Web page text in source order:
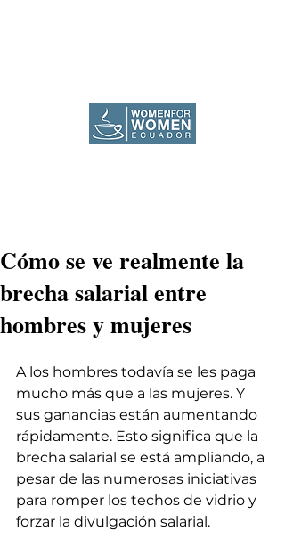
Cómo se ve realmente la
brecha salarial entre
hombres y mujeres
A los hombres todavía se les paga
mucho más que a las mujeres. Y
sus ganancias están aumentando
rápidamente. Esto significa que la
brecha salarial se está ampliando, a
pesar de las numerosas iniciativas
para romper los techos de vidrio y
forzar la divulgación salarial.